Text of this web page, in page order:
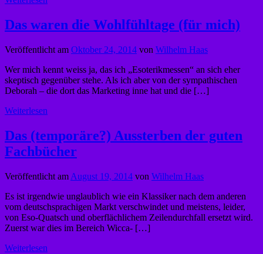
Das waren die Wohlfühltage (für mich)
Veröffentlicht am Oktober 24, 2014 von Wilhelm Haas
Wer mich kennt weiss ja, das ich „Esoterikmessen“ an sich eher
skeptisch gegenüber stehe. Als ich aber von der sympathischen
Deborah – die dort das Marketing inne hat und die […]
Weiterlesen
Das (temporäre?) Aussterben der guten
Fachbücher
Veröffentlicht am August 19, 2014 von Wilhelm Haas
Es ist irgendwie unglaublich wie ein Klassiker nach dem anderen
vom deutschsprachigen Markt verschwindet und meistens, leider,
von Eso-Quatsch und oberflächlichem Zeilendurchfall ersetzt wird.
Zuerst war dies im Bereich Wicca- […]
Weiterlesen